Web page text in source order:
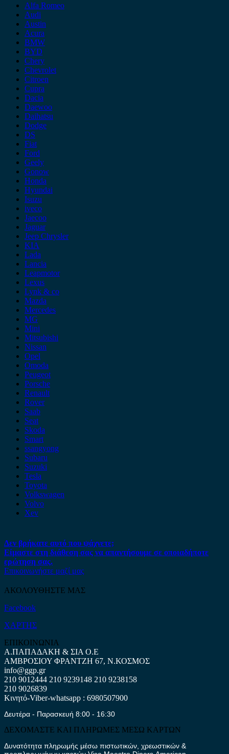
Alfa Romeo
Audi
Austin
Acura
BMW
BYD
Chery
Chevrolet
Citroen
Cupra
Dacia
Daewoo
Daihatsu
Dodge
DS
Fiat
Ford
Geely
Gonow
Honda
Hyundai
Isuzu
iveco
Jaecoo
Jaguar
Jeep Chrysler
KIA
Lada
Lancia
Leapmotor
Lexus
Lynk & co
Mazda
Mercedes
MG
Mini
Mitsubishi
Nissan
Opel
Omoda
Peugeot
Porsche
Renault
Rover
Saab
Seat
Skoda
Smart
ssangyong
Subaru
Suzuki
Tesla
Toyota
Volkswagen
Volvo
Xev
Δεν βρήκατε αυτό που ψάχνετε;
Είμαστε στη διάθεση σας να απαντήσουμε σε οποιαδήποτε
ερώτηση σας.
Επικοινωνήστε μαζί μας
ΑΚΟΛΟΥΘΗΣΤΕ ΜΑΣ
Facebook
ΧΑΡΤΗΣ
ΕΠΙΚΟΙΝΩΝΙΑ
Α.ΠΑΠΑΔΑΚΗ & ΣΙΑ Ο.Ε
ΑΜΒΡΟΣΙΟΥ ΦΡΑΝΤΖΗ 67, Ν.ΚΟΣΜΟΣ
info@ggp.gr
210 9012444 210 9239148 210 9238158
210 9026839
Κινητό-Viber-whatsapp : 6980507900
Δευτέρα - Παρασκευή 8:00 - 16:30
ΔΕΧΟΜΑΣΤΕ ΚΑΙ ΠΛΗΡΩΜΕΣ ΜΕΣΩ ΚΑΡΤΩΝ
Δυνατότητα πληρωμής μέσω πιστωτικών, χρεωστικών &